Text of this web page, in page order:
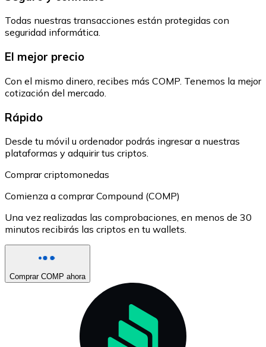
Todas nuestras transacciones están protegidas con
seguridad informática.
El mejor precio
Con el mismo dinero, recibes más COMP. Tenemos la mejor
cotización del mercado.
Rápido
Desde tu móvil u ordenador podrás ingresar a nuestras
plataformas y adquirir tus criptos.
Comprar criptomonedas
Comienza a comprar Compound (COMP)
Una vez realizadas las comprobaciones, en menos de 30
minutos recibirás las criptos en tu wallets.
Comprar COMP ahora